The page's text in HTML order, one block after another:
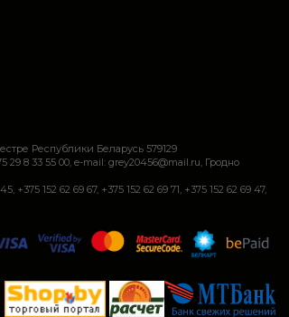
Республики Беларусь 579129
8 33 55 00, e-mail: grey20456@mail.ru, Гродно
152 62 69 67, +375 152 62 69 71, +375 152 62 69 47,